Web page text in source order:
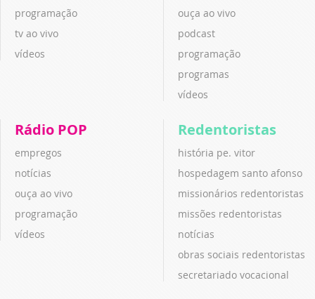
programação
tv ao vivo
vídeos
ouça ao vivo
podcast
programação
programas
vídeos
Rádio POP
empregos
notícias
ouça ao vivo
programação
vídeos
Redentoristas
história pe. vitor
hospedagem santo afonso
missionários redentoristas
missões redentoristas
notícias
obras sociais redentoristas
secretariado vocacional